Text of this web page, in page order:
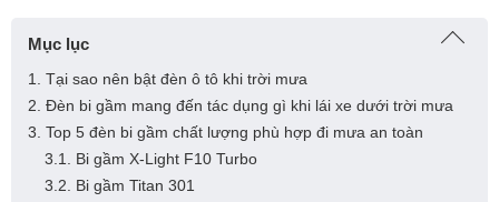
Mục lục
1. Tại sao nên bật đèn ô tô khi trời mưa
2. Đèn bi gầm mang đến tác dụng gì khi lái xe dưới trời mưa
3. Top 5 đèn bi gầm chất lượng phù hợp đi mưa an toàn
3.1. Bi gầm X-Light F10 Turbo
3.2. Bi gầm Titan 301